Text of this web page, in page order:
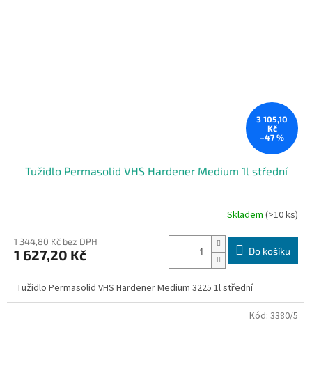
3 105,10
Kč
–47 %
Tužidlo Permasolid VHS Hardener Medium 1l střední
produktu
je
z
Skladem(>10 ks)
1 344,80 Kč bez DPH
1 627,20 Kč Do košíku
Tužidlo Permasolid VHS Hardener Medium 3225 1l střední
Kód: 3380/5